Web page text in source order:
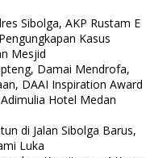
Sibolga, AKP Rustam E
Kasus
Mesjid
Damai Mendrofa,
DAAI Inspiration Award
Hotel Medan
di Jalan Sibolga Barus,
Luka